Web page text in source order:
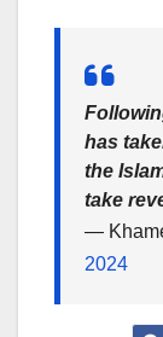
has
the
take
—
2024